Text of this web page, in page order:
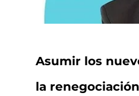
Asumir los
la